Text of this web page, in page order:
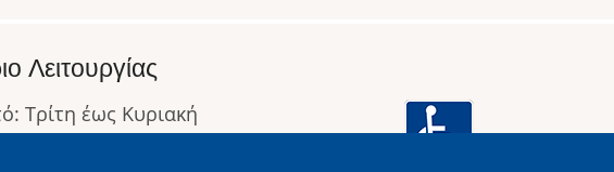
Λειτουργίας
Τρίτη έως Κυριακή